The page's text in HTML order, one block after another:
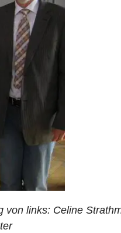
von links: Celine